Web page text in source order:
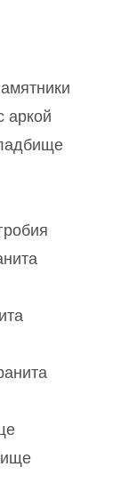
аркой